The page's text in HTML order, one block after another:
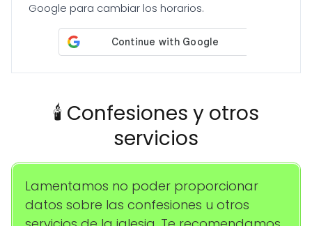
Google para cambiar los horarios.
🕯️ Confesiones y otros
servicios
Lamentamos no poder proporcionar
datos sobre las confesiones u otros